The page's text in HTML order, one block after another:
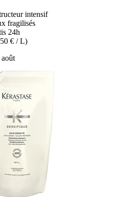
intensif
fragilisés
24h
€ / L)